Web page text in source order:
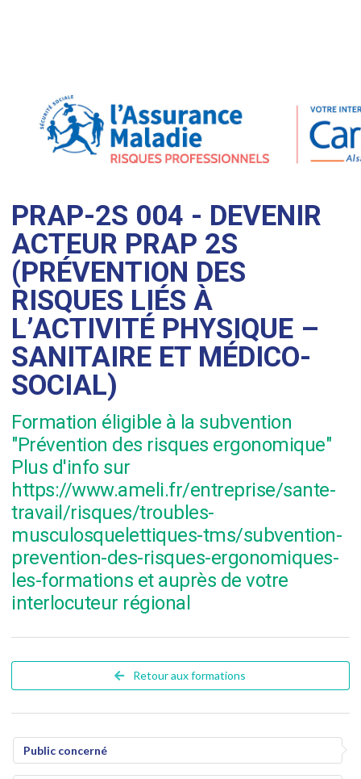
PRAP-2S 004 - DEVENIR
ACTEUR PRAP 2S
(PRÉVENTION DES
RISQUES LIÉS À
L’ACTIVITÉ PHYSIQUE –
SANITAIRE ET MÉDICO-
SOCIAL)
Formation éligible à la subvention
"Prévention des risques ergonomique"
Plus d'info sur
https://www.ameli.fr/entreprise/sante-
travail/risques/troubles-
musculosquelettiques-tms/subvention-
prevention-des-risques-ergonomiques-
les-formations et auprès de votre
interlocuteur régional
Retour aux formations
Public concerné